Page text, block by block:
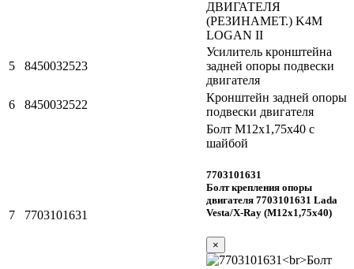
5 8450032523
Усилитель кронштейна
задней опоры подвески
двигателя
6
8450032522
Кронштейн задней опоры
подвески двигателя
7 7703101631
Болт М12х1,75х40 с
шайбой
7703101631
Болт крепления опоры
двигателя 7703101631 Lada
Vesta/X-Ray (М12х1,75х40)
×